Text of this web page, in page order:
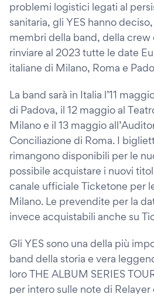
problemi logistici legati al
sanitaria, gli YES hanno
membri della band, della
rinviare al 2023 tutte le date
italiane di Milano, Roma e
La band sarà in Italia l’11
di Padova, il 12 maggio al
Milano e il 13 maggio
Conciliazione di Roma. I
rimangono disponibili per le
possibile acquistare i nuovi
canale ufficiale Ticketone per
Milano. Le prevendite per la
invece acquistabili anche su
Gli YES sono una della più
band della storia e vera
loro THE ALBUM SERIES
per intero sulle note di Relayer